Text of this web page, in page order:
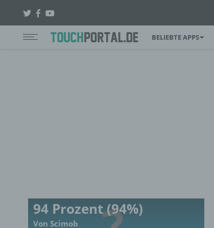
BELIEBTE APPS
94 Prozent (94%)
Von Scimob